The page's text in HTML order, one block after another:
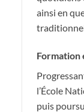
ainsi en
Formation
l’École
puis